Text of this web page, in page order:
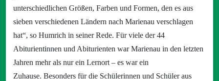
unterschiedlichen Größen, Farben und Formen, den es aus
sieben verschiedenen Ländern nach Marienau verschlagen
hat“, so Humrich in seiner Rede. Für viele der 44
Abiturientinnen und Abiturienten war Marienau in den letzten
Jahren mehr als nur ein Lernort – es war ein
Zuhause. Besonders für die Schülerinnen und Schüler aus